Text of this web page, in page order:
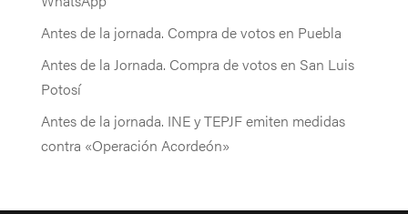
Antes de la jornada. Compra de votos en Puebla
Antes de la Jornada. Compra de votos en San Luis
Potosí
Antes de la jornada. INE y TEPJF emiten medidas
contra «Operación Acordeón»